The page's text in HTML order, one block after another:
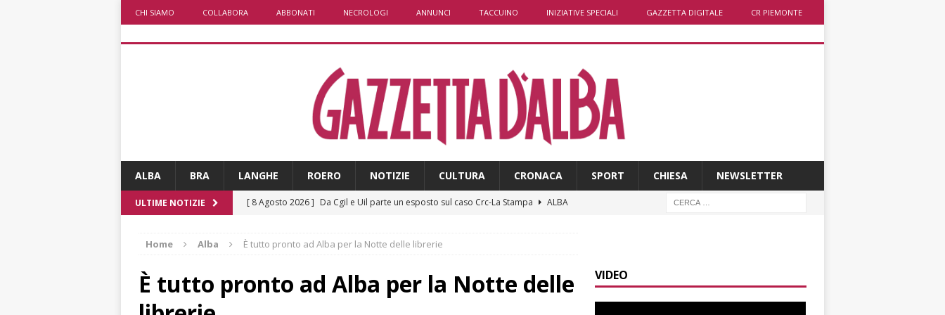
CHI SIAMO COLLABORA ABBONATI NECROLOGI ANNUNCI TACCUINO INIZIATIVE SPECIALI GAZZETTA DIGITALE CR PIEMONTE
ALBA BRA LANGHE ROERO NOTIZIE CULTURA CRONACA SPORT CHIESA NEWSLETTER
ULTIME NOTIZIE [ 8 Agosto 2026 ] Da Cgil e Uil parte un esposto sul caso Crc-La Stampa
ALBA
ALBA
La magia della Notte delle stelle: ad Alba è tutto pronto per
Home Alba È tutto pronto ad Alba per la Notte delle librerie
È tutto pronto ad Alba per la Notte delle
VIDEO